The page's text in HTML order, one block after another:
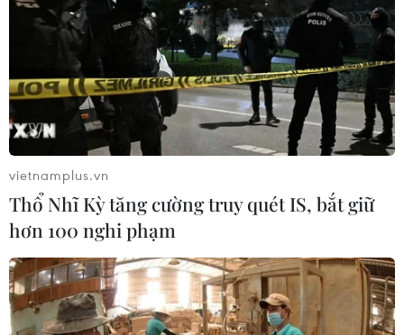
Theo dõi VietnamPlus
CĂNG THẲNG NGA-UKRAINE
Liên hợp quốc kêu gọi chấm dứt tấn công dân
thường trong xung đột Nga-Ukraine
Nga thông báo tấn công căn cứ ngầm
của Ukraine
NATO ưu tiên đẩy nhanh chuyển giao hệ thống
phòng không cho Ukraine
Liên hợp quốc: Xung đột Ukraine trải qua tháng
vietnamplus.vn
Thổ Nhĩ Kỳ tăng cường truy quét IS, bắt giữ
hơn 100 nghi phạm